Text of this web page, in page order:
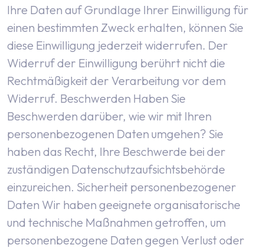
Ihre Daten auf Grundlage Ihrer Einwilligung für
einen bestimmten Zweck erhalten, können Sie
diese Einwilligung jederzeit widerrufen. Der
Widerruf der Einwilligung berührt nicht die
Rechtmäßigkeit der Verarbeitung vor dem
Widerruf. Beschwerden Haben Sie
Beschwerden darüber, wie wir mit Ihren
personenbezogenen Daten umgehen? Sie
haben das Recht, Ihre Beschwerde bei der
zuständigen Datenschutzaufsichtsbehörde
einzureichen. Sicherheit personenbezogener
Daten Wir haben geeignete organisatorische
und technische Maßnahmen getroffen, um
personenbezogene Daten gegen Verlust oder